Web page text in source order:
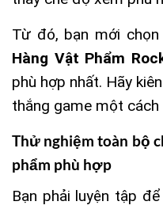
Từ đó, bạn mới
Hàng Vật Phẩm
phù hợp nhất. Hãy
thắng game một cách
Thử nghiệm toàn bộ
phẩm phù hợp
Bạn phải luyện tập